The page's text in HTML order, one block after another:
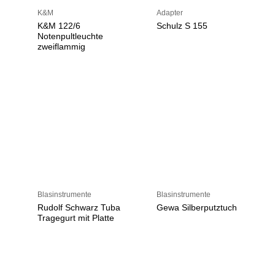
K&M
K&M 122/6
Notenpultleuchte
zweiflammig
Adapter
Schulz S 155
Blasinstrumente
Rudolf Schwarz Tuba
Tragegurt mit Platte
Blasinstrumente
Gewa Silberputztuch